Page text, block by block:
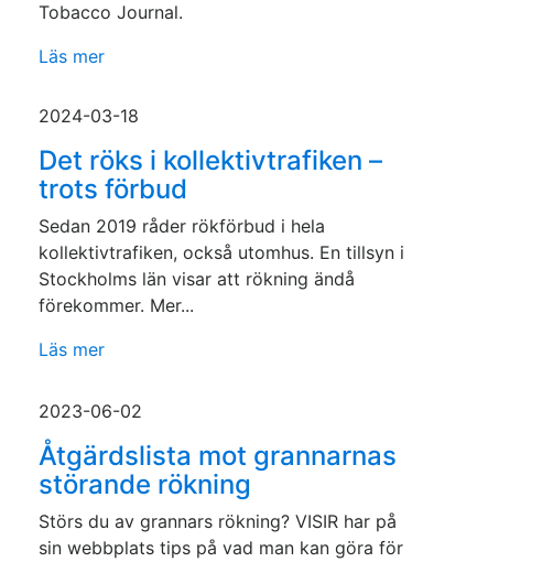
Tobacco Journal.
Läs mer
2024-03-18
Det röks i kollektivtrafiken –
trots förbud
Sedan 2019 råder rökförbud i hela
kollektivtrafiken, också utomhus. En tillsyn i
Stockholms län visar att rökning ändå
förekommer. Mer...
Läs mer
2023-06-02
Åtgärdslista mot grannarnas
störande rökning
Störs du av grannars rökning? VISIR har på
sin webbplats tips på vad man kan göra för